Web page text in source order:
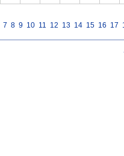
7 8 9 10 11 12 13 14 15 16 17